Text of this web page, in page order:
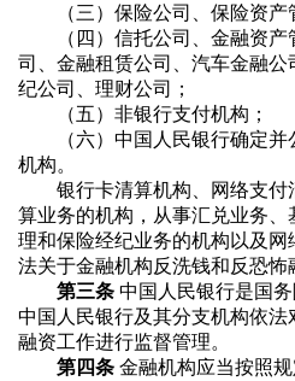
（三）保险公司、保险资产
（四）信托公司、金融资
司、金融租赁公司、汽车金融
纪公司、理财公司；
（五）非银行支付机构；
（六）中国人民银行确定
机构。
银行卡清算机构、网络支
算业务的机构，从事汇兑业务
理和保险经纪业务的机构以及
法关于金融机构反洗钱和反恐怖
第三条 中国人民银行是国
中国人民银行及其分支机构依
融资工作进行监督管理。
第四条 金融机构应当按照